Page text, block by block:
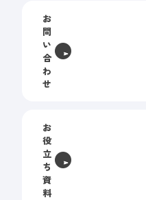
お
問
い
合
わ
せ
お
役
立
ち
資
料